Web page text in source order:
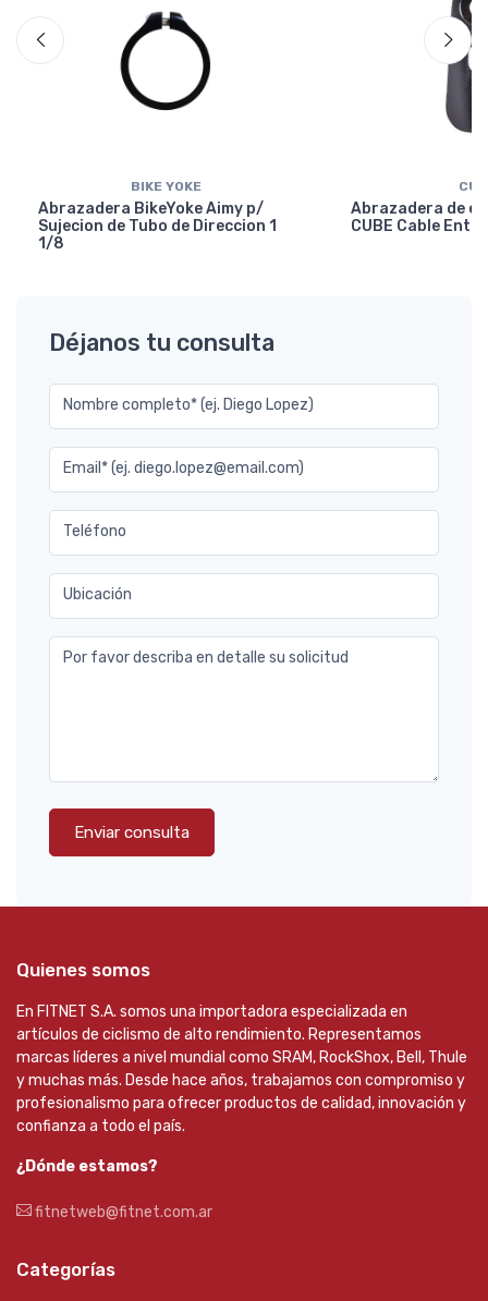
BIKE YOKE
Abrazadera BikeYoke Aimy p/
Sujecion de Tubo de Direccion 1
1/8
Abrazadera de
CUBE Cable
Déjanos tu consulta
Nombre completo* (ej. Diego Lopez)
Email* (ej. diego.lopez@email.com)
Teléfono
Ubicación
Por favor describa en detalle su solicitud
Enviar consulta
Quienes somos
En FITNET S.A. somos una importadora especializada en
artículos de ciclismo de alto rendimiento. Representamos
marcas líderes a nivel mundial como SRAM, RockShox, Bell, Thule
y muchas más. Desde hace años, trabajamos con compromiso y
profesionalismo para ofrecer productos de calidad, innovación y
confianza a todo el país.
¿Dónde estamos?
fitnetweb@fitnet.com.ar
Categorías